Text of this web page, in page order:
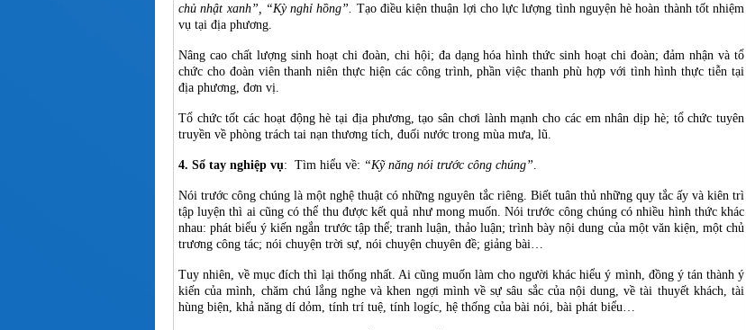
chủ nhật xanh”, “Kỳ nghỉ hồng”. Tạo điều kiện thuận lợi cho lực lượng tình nguyện hè hoàn thành tốt nhiệm
vụ tại địa phương.
Nâng cao chất lượng sinh hoạt chi đoàn, chi hội; đa dạng hóa hình thức sinh hoạt chi đoàn; đảm nhận và tổ
chức cho đoàn viên thanh niên thực hiện các công trình, phần việc thanh phù hợp với tình hình thực tiễn tại
địa phương, đơn vị.
Tổ chức tốt các hoạt động hè tại địa phương, tạo sân chơi lành mạnh cho các em nhân dịp hè; tổ chức tuyên
truyền về phòng trách tai nạn thương tích, đuối nước trong mùa mưa, lũ.
4. Sổ tay nghiệp vụ: Tìm hiểu về: “Kỹ năng nói trước công chúng”.
Nói trước công chúng là một nghệ thuật có những nguyên tắc riêng. Biết tuân thủ những quy tắc ấy và kiên trì
tập luyện thì ai cũng có thể thu được kết quả như mong muốn. Nói trước công chúng có nhiều hình thức khác
nhau: phát biểu ý kiến ngắn trước tập thể; tranh luận, thảo luận; trình bày nội dung của một văn kiện, một chủ
trương công tác; nói chuyện trời sự, nói chuyện chuyên đề; giảng bài…
Tuy nhiên, về mục đích thì lại thống nhất. Ai cũng muốn làm cho người khác hiểu ý mình, đồng ý tán thành ý
kiến của mình, chăm chú lắng nghe và khen ngợi mình về sự sâu sắc của nội dung, về tài thuyết khách, tài
hùng biện, khả năng dí dỏm, tính trí tuệ, tính logíc, hệ thống của bài nói, bài phát biểu…